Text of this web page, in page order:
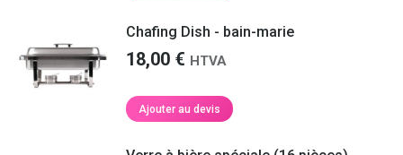
0,25 €.0,23 €.
Chafing Dish - bain-marie
18,00 € HTVA
Ajouter au devis